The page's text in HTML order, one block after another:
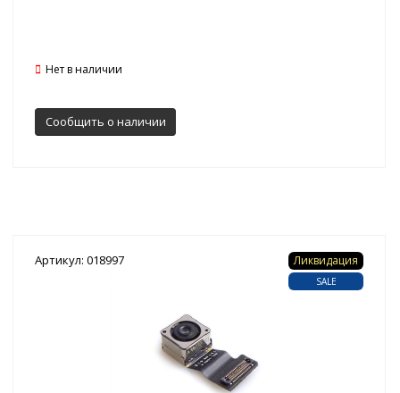
Нет в наличии
Сообщить о наличии
Артикул: 018997 Ликвидация
SALE